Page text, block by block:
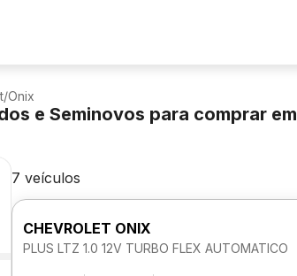
/Onix
e Seminovos para comprar em
7 veículos
CHEVROLET ONIX
PLUS LTZ 1.0 12V TURBO FLEX AUTOMATICO